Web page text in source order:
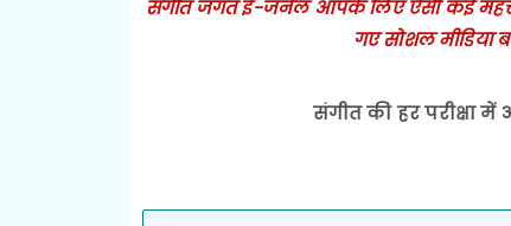
संगीत जगत ई-जर्नल आपके लिए ऐसी कई
गए सोशल मीडिया
संगीत की हर परीक्षा